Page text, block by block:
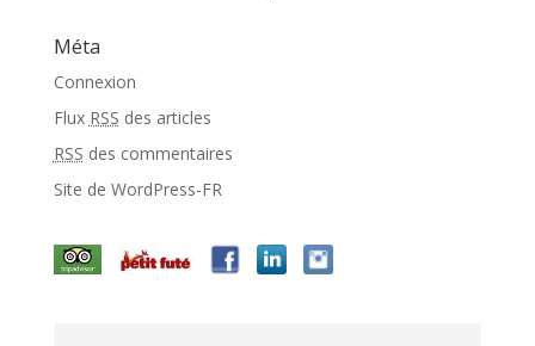
Méta
Connexion
Flux RSS des articles
RSS des commentaires
Site de WordPress-FR